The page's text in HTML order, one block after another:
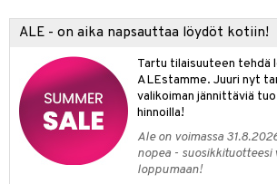
ALE - on aika napsauttaa löydöt kotiin!
Tartu tilaisuuteen tehdä
ALEstamme. Juuri nyt
valikoiman jännittäviä
hinnoilla!
Ale on voimassa
nopea - suosikkituotteesi
loppumaan!
säilytys
tekstiilit
& Tyynyliinat
& Peitot
& Koukut
& Korit
& Veistokset
& Lyhdyt
tekstiilit
tekstiilit
& Lyhdyt